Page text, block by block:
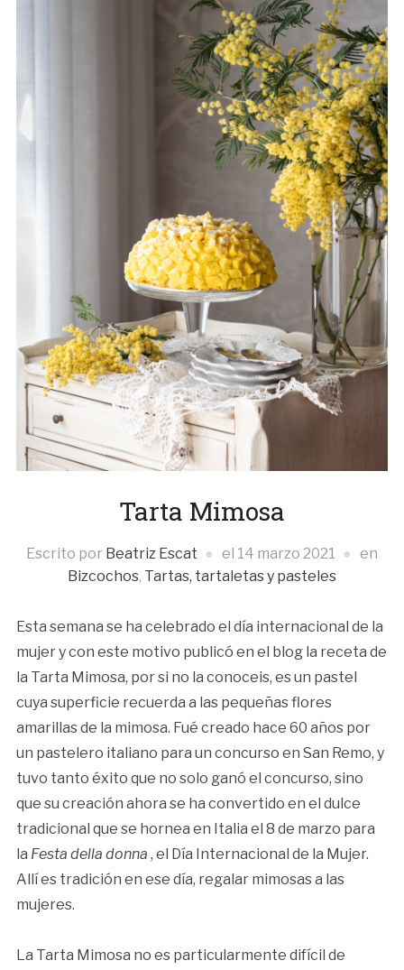
Tarta Mimosa
Escrito por Beatriz Escat el 14 marzo 2021
en
Bizcochos, Tartas, tartaletas y pasteles
Esta semana se ha celebrado el día internacional de la
mujer y con este motivo publicó en el blog la receta de
la Tarta Mimosa, por si no la conoceis, es un pastel
cuya superficie recuerda a las pequeñas flores
amarillas de la mimosa. Fué creado hace 60 años por
un pastelero italiano para un concurso en San Remo, y
tuvo tanto éxito que no solo ganó el concurso, sino
que su creación ahora se ha convertido en el dulce
tradicional que se hornea en Italia el 8 de marzo para
la Festa della donna , el Día Internacional de la Mujer.
Allí es tradición en ese día, regalar mimosas a las
mujeres.
La Tarta Mimosa no es particularmente difícil de